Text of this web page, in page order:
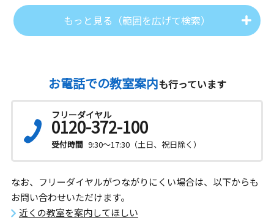
もっと見る（範囲を広げて検索）
お電話での教室案内も行っています
フリーダイヤル
0120-372-100
受付時間 9:30～17:30（土日、祝日除く）
なお、フリーダイヤルがつながりにくい場合は、以下からも
お問い合わせいただけます。
近くの教室を案内してほしい